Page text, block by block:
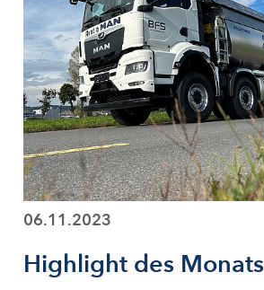
06.11.2023
Highlight des Monats